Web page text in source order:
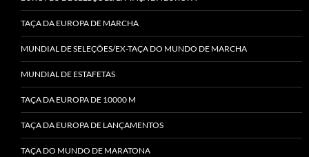
TAÇA DA EUROPA DE MARCHA
MUNDIAL DE SELEÇÕES/EX-TAÇA DO MUNDO DE MARCHA
MUNDIAL DE ESTAFETAS
TAÇA DA EUROPA DE 10000 M
TAÇA DA EUROPA DE LANÇAMENTOS
TAÇA DO MUNDO DE MARATONA